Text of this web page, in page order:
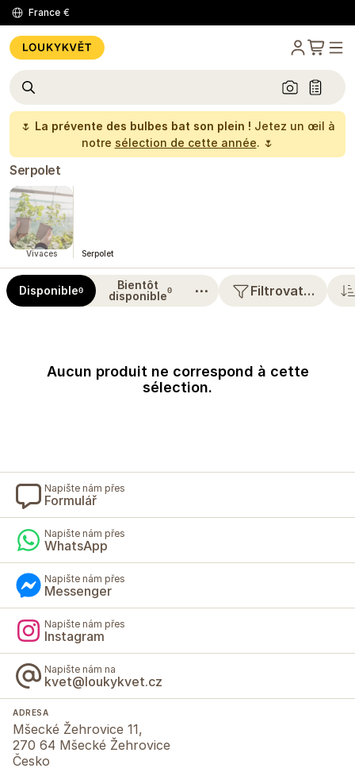
France €
🌷 La prévente des bulbes bat son plein ! Jetez un œil à
notre sélection de cette année. 🌷
Serpolet
Vivaces Serpolet
Disponible0
Bientôt
disponible0 ⋯ Filtrovat…
Aucun produit ne correspond à cette
sélection.
Napište nám přes
Formulář
Napište nám přes
WhatsApp
Napište nám přes
Messenger
Napište nám přes
Instagram
Napište nám na
kvet@loukykvet.cz
ADRESA
Mšecké Žehrovice 11,
270 64 Mšecké Žehrovice
Česko